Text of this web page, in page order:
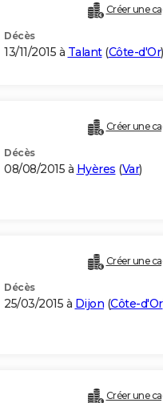
Créer une
Décès
13/11/2015 à Talant(Côte-d'Or)
Créer une
Décès
08/08/2015 à Hyères (Var)
Créer une
Décès
25/03/2015 à Dijon (Côte-d'Or
Créer une